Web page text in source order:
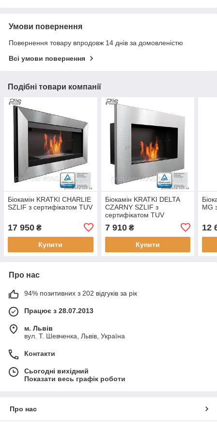
Умови повернення
Повернення товару впродовж 14 днів за домовленістю
Всі умови повернення
Подібні товари компанії
Біокамін KRATKI CHARLIE
SZLIF з сертифікатом TUV
17 950 ₴
Купити
Біокамін KRATKI DELTA
CZARNY SZLIF з
сертифікатом TUV
7 910₴
Купити
MG
12
Про нас
94% позитивних з 202 відгуків за рік
Працює з 28.07.2013
м. Львів
вул. Т. Шевченка, Львів, Україна
Контакти
Сьогодні вихідний
Показати весь графік роботи
Про нас